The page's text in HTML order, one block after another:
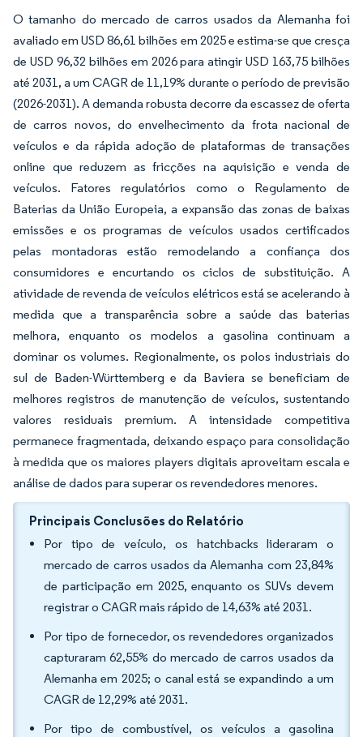
O tamanho do mercado de carros usados da Alemanha foi
avaliado em USD 86,61 bilhões em 2025 e estima-se que cresça
de USD 96,32 bilhões em 2026 para atingir USD 163,75 bilhões
até 2031, a um CAGR de 11,19% durante o período de previsão
(2026-2031). A demanda robusta decorre da escassez de oferta
de carros novos, do envelhecimento da frota nacional de
veículos e da rápida adoção de plataformas de transações
online que reduzem as fricções na aquisição e venda de
veículos. Fatores regulatórios como o Regulamento de
Baterias da União Europeia, a expansão das zonas de baixas
emissões e os programas de veículos usados certificados
pelas montadoras estão remodelando a confiança dos
consumidores e encurtando os ciclos de substituição. A
atividade de revenda de veículos elétricos está se acelerando à
medida que a transparência sobre a saúde das baterias
melhora, enquanto os modelos a gasolina continuam a
dominar os volumes. Regionalmente, os polos industriais do
sul de Baden-Württemberg e da Baviera se beneficiam de
melhores registros de manutenção de veículos, sustentando
valores residuais premium. A intensidade competitiva
permanece fragmentada, deixando espaço para consolidação
à medida que os maiores players digitais aproveitam escala e
análise de dados para superar os revendedores menores.
Principais Conclusões do Relatório
Por tipo de veículo, os hatchbacks lideraram o
mercado de carros usados da Alemanha com 23,84%
de participação em 2025, enquanto os SUVs devem
registrar o CAGR mais rápido de 14,63% até 2031.
Por tipo de fornecedor, os revendedores organizados
capturaram 62,55% do mercado de carros usados da
Alemanha em 2025; o canal está se expandindo a um
CAGR de 12,29% até 2031.
Por tipo de combustível, os veículos a gasolina